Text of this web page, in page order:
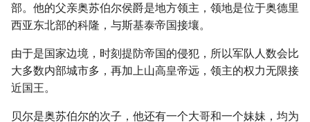
部。他的父亲奥苏伯尔侯爵是地方领主，领地是位于奥德里
西亚东北部的科隆，与斯基泰帝国接壤。
由于是国家边境，时刻提防帝国的侵犯，所以军队人数会比
大多数内部城市多，再加上山高皇帝远，领主的权力无限接
近国王。
贝尔是奥苏伯尔的次子，他还有一个大哥和一个妹妹，均为